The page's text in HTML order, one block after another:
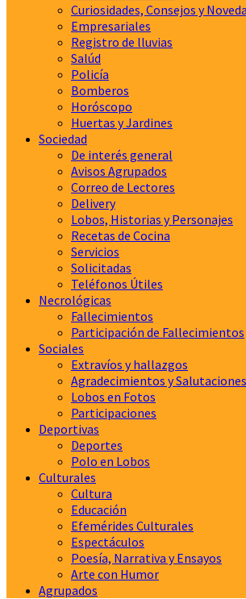
Curiosidades, Consejos y
Empresariales
Registro de lluvias
Salúd
Policía
Bomberos
Horóscopo
Huertas y Jardines
Sociedad
De interés general
Avisos Agrupados
Correo de Lectores
Delivery
Lobos, Historias y Personajes
Recetas de Cocina
Servicios
Solicitadas
Teléfonos Útiles
Necrológicas
Fallecimientos
Participación de Fallecimientos
Sociales
Extravíos y hallazgos
Agradecimientos y Salutaciones
Lobos en Fotos
Participaciones
Deportivas
Deportes
Polo en Lobos
Culturales
Cultura
Educación
Efemérides Culturales
Espectáculos
Poesía, Narrativa y Ensayos
Arte con Humor
Agrupados